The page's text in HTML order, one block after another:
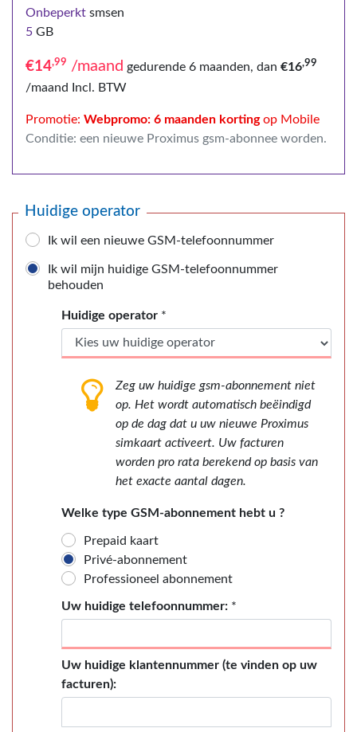
Onbeperkt smsen
5 GB
€14,99 /maand gedurende 6 maanden, dan €16,99
/maand Incl. BTW
Promotie: Webpromo: 6 maanden kortingop Mobile
Conditie: een nieuwe Proximus gsm-abonnee worden.
Huidige operator
Ik wil een nieuwe GSM-telefoonnummer
Ik wil mijn huidige GSM-telefoonnummer
behouden
Huidige operator *
Zeg uw huidige gsm-abonnement niet
op. Het wordt automatisch beëindigd
op de dag dat u uw nieuwe Proximus
simkaart activeert. Uw facturen
worden pro rata berekend op basis van
het exacte aantal dagen.
Welke type GSM-abonnement hebt u ?
Prepaid kaart
Privé-abonnement
Professioneel abonnement
Uw huidige telefoonnummer: *
Uw huidige klantennummer (te vinden op uw
facturen):